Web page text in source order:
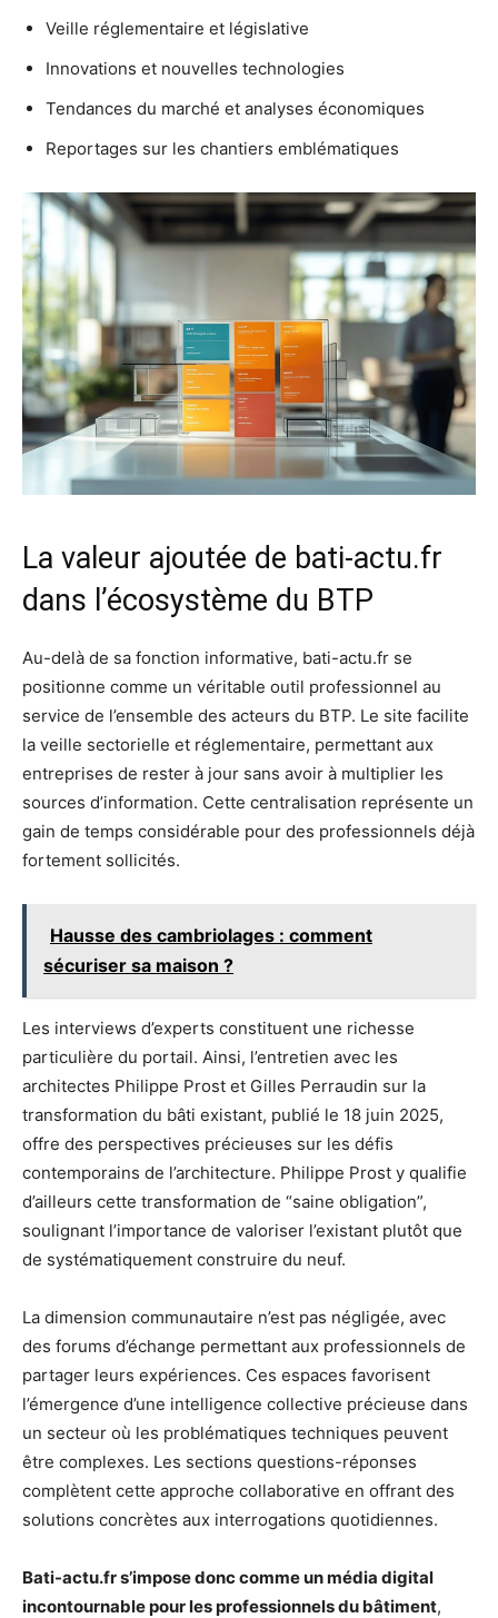
Veille réglementaire et législative
Innovations et nouvelles technologies
Tendances du marché et analyses économiques
Reportages sur les chantiers emblématiques
La valeur ajoutée de bati-actu.fr
dans l’écosystème du BTP
Au-delà de sa fonction informative, bati-actu.fr se
positionne comme un véritable outil professionnel au
service de l’ensemble des acteurs du BTP. Le site facilite
la veille sectorielle et réglementaire, permettant aux
entreprises de rester à jour sans avoir à multiplier les
sources d’information. Cette centralisation représente un
gain de temps considérable pour des professionnels déjà
fortement sollicités.
Hausse des cambriolages : comment
sécuriser sa maison ?
Les interviews d’experts constituent une richesse
particulière du portail. Ainsi, l’entretien avec les
architectes Philippe Prost et Gilles Perraudin sur la
transformation du bâti existant, publié le 18 juin 2025,
offre des perspectives précieuses sur les défis
contemporains de l’architecture. Philippe Prost y qualifie
d’ailleurs cette transformation de “saine obligation”,
soulignant l’importance de valoriser l’existant plutôt que
de systématiquement construire du neuf.
La dimension communautaire n’est pas négligée, avec
des forums d’échange permettant aux professionnels de
partager leurs expériences. Ces espaces favorisent
l’émergence d’une intelligence collective précieuse dans
un secteur où les problématiques techniques peuvent
être complexes. Les sections questions-réponses
complètent cette approche collaborative en offrant des
solutions concrètes aux interrogations quotidiennes.
Bati-actu.fr s’impose donc comme un média digital
incontournable pour les professionnels du bâtiment,